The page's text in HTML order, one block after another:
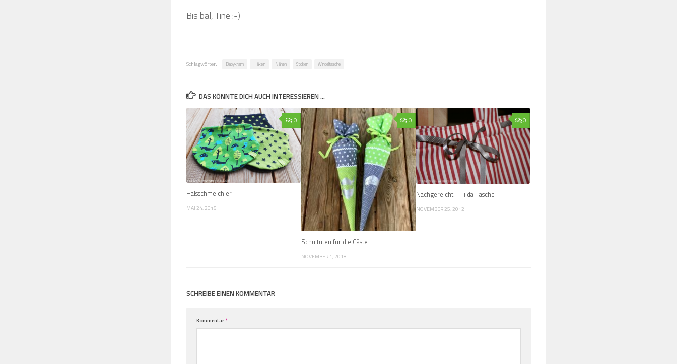
Bis bal, Tine :-)
Schlagwörter: Babykram Häkeln Nähen Sticken Windeltasche
DAS KÖNNTE DICH AUCH INTERESSIEREN …
0
Halsschmeichler
MAI 24, 2015
0
Schultüten für die Gäste
NOVEMBER 1, 2018
0
Nachgereicht – Tilda-Tasche
NOVEMBER 25, 2012
SCHREIBE EINEN KOMMENTAR
Kommentar*